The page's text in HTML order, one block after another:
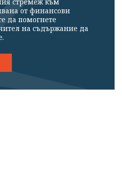
от финансови
да помогнете
на съдържание да